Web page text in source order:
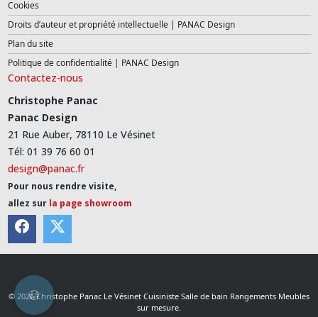
Cookies
Droits d’auteur et propriété intellectuelle | PANAC Design
Plan du site
Politique de confidentialité | PANAC Design
Contactez-nous
Christophe Panac
Panac Design
21 Rue Auber, 78110 Le Vésinet
Tél: 01 39 76 60 01
design@panac.fr
Pour nous rendre visite,
allez sur la page showroom
© 2026 Christophe Panac Le Vésinet Cuisiniste Salle de bain Rangements Meubles
sur mesure.